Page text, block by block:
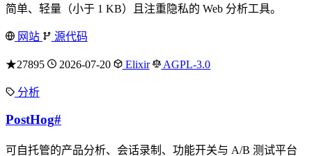
简单、轻量（小于 1 KB）且注重隐私的 Web 分析工具。
网站 源代码
★27895 2026-07-20 Elixir AGPL-3.0
分析
PostHog#
可自托管的产品分析、会话录制、功能开关与 A/B 测试平台